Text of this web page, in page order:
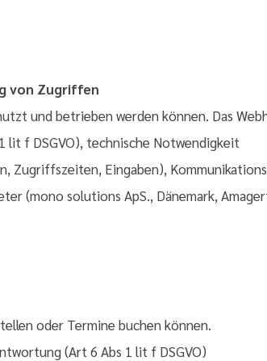
von Zugriffen
und betrieben werden können. Das
lit f DSGVO), technische Notwendigkeit
Zugriffszeiten, Eingaben),
(mono solutions ApS., Dänemark,
oder Termine buchen können.
(Art 6 Abs 1 lit f DSGVO)